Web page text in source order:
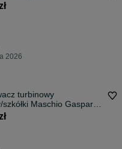
2026
turbinowy
Gaspardo
600